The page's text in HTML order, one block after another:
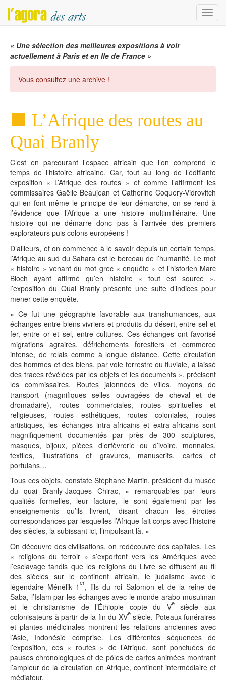
Menu
« Une sélection des meilleures expositions à voir
actuellement à Paris et en Ile de France »
Vous consultez une archive !
L’Afrique des routes au
Quai Branly
C’est en parcourant l’espace africain que l’on comprend le
temps de l’histoire africaine. Car, tout au long de l’édifiante
exposition « L’Afrique des routes » et comme l’affirment les
commissaires Gaëlle Beaujean et Catherine Coquery-Vidrovitch
qui en font même le principe de leur démarche, on se rend à
l’évidence que l’Afrique a une histoire multimillénaire. Une
histoire qui ne démarre donc pas à l’arrivée des premiers
explorateurs puis colons européens !
D’ailleurs, et on commence à le savoir depuis un certain temps,
l’Afrique au sud du Sahara est le berceau de l’humanité. Le mot
« histoire » venant du mot grec « enquête » et l’historien Marc
Bloch ayant affirmé qu’en histoire « tout est source »,
l’exposition du Quai Branly présente une suite d’indices pour
mener cette enquête.
« Ce fut une géographie favorable aux transhumances, aux
échanges entre biens vivriers et produits du désert, entre sel et
fer, entre or et sel, entre cultures. Ces échanges ont favorisé
migrations agraires, défrichements forestiers et commerce
intense, de relais comme à longue distance. Cette circulation
des hommes et des biens, par voie terrestre ou fluviale, a laissé
des traces révélées par les objets et les documents », précisent
les commissaires. Routes jalonnées de villes, moyens de
transport (magnifiques selles ouvragées de cheval et de
dromadaire), routes commerciales, routes spirituelles et
religieuses, routes esthétiques, routes coloniales, routes
artistiques, les échanges intra-africains et extra-africains sont
magnifiquement documentés par près de 300 sculptures,
masques, bijoux, pièces d’orfèvrerie ou d’ivoire, monnaies,
textiles, illustrations et gravures, manuscrits, cartes et
portulans…
Tous ces objets, constate Stéphane Martin, président du musée
du quai Branly-Jacques Chirac, « remarquables par leurs
qualités formelles, leur facture, le sont également par les
enseignements qu’ils livrent, disant chacun les étroites
correspondances par lesquelles l’Afrique fait corps avec l’histoire
des siècles, la subissant ici, l’impulsant là. »
On découvre des civilisations, on redécouvre des capitales. Les
« religions du terroir » s’exportent vers les Amériques avec
l’esclavage tandis que les religions du Livre se diffusent au fil
des siècles sur le continent africain, le judaïsme avec le
légendaire Ménélik 1er, fils du roi Salomon et de la reine de
Saba, l’Islam par les échanges avec le monde arabo-musulman
et le christianisme de l’Éthiopie copte du Vesiècle aux
colonisateurs à partir de la fin du XVesiècle. Poteaux funéraires
et plantes médicinales montrent les relations anciennes avec
l’Asie, Indonésie comprise. Les différentes séquences de
l’exposition, ces « routes » de l’Afrique, sont ponctuées de
pauses chronologiques et de pôles de cartes animées montrant
l’ampleur de la circulation en Afrique, continent intermédiaire et
médiateur.